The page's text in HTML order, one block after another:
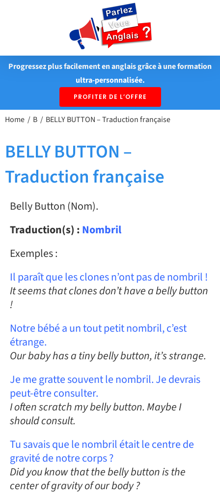
Progressez plus facilement en anglais grâce à une formation
ultra-personnalisée.
PROFITER DE L’OFFRE
Home B BELLY BUTTON – Traduction française
BELLY BUTTON –
Traduction française
Belly Button (Nom).
Traduction(s) :Nombril
Exemples :
Il paraît que les clones n’ont pas de nombril !
It seems that clones don’t have a belly button
!
Notre bébé a un tout petit nombril, c’est
étrange.
Our baby has a tiny belly button, it’s strange.
Je me gratte souvent le nombril. Je devrais
peut-être consulter.
I often scratch my belly button. Maybe I
should consult.
Tu savais que le nombril était le centre de
gravité de notre corps ?
Did you know that the belly button is the
center of gravity of our body ?